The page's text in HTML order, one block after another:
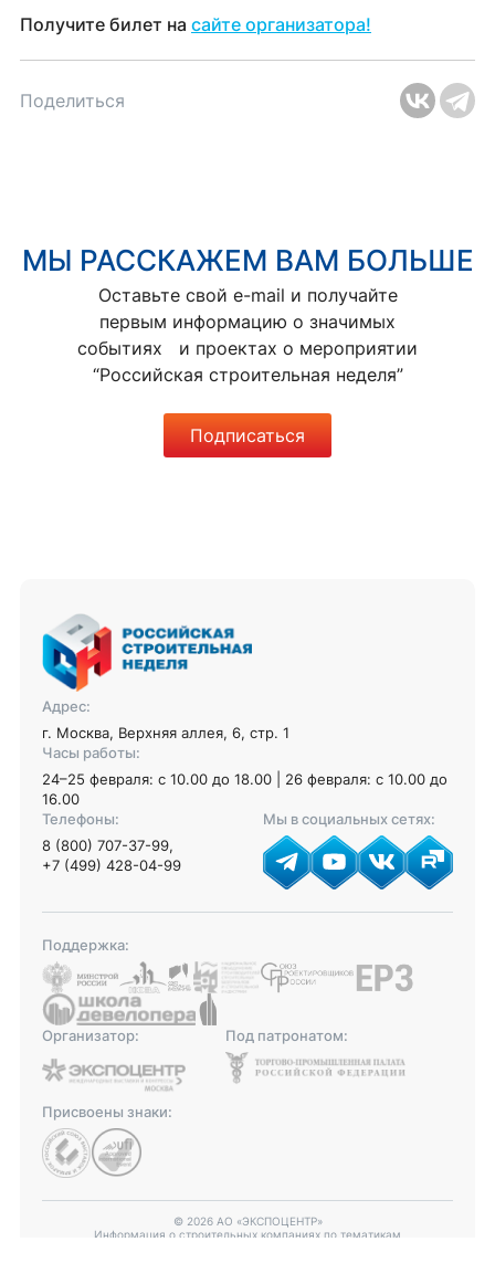
Получите билет на сайте организатора!
Поделиться
МЫ РАССКАЖЕМ ВАМ БОЛЬШЕ
Оставьте свой e-mail и получайте
первым информацию о значимых
событиях и проектах о мероприятии
“Российская строительная неделя”
Подписаться
Адрес:
г. Москва, Верхняя аллея, 6, стр. 1
Часы работы:
24–25 февраля: с 10.00 до 18.00 | 26 февраля: с 10.00 до
16.00
Телефоны:
8 (800) 707-37-99,
+7 (499) 428-04-99
Мы в социальных сетях:
Поддержка:
Организатор: Под патронатом:
Присвоены знаки:
© 2026 АО «ЭКСПОЦЕНТР»
Информация о строительных компаниях по тематикам